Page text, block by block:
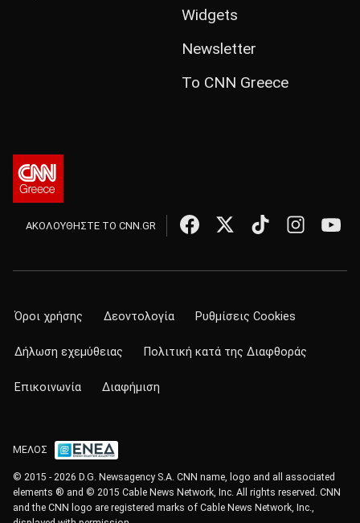
Widgets
Newsletter
Το CNN Greece
ΑΚΟΛΟΥΘΗΣΤΕ ΤΟ CNN.GR
Όροι χρήσης Δεοντολογία Ρυθμίσεις Cookies
Δήλωση εχεμύθειας Πολιτική κατά της Διαφθοράς
Επικοινωνία Διαφήμιση
ΜΕΛΟΣ
© 2015 - 2026 D.G. Newsagency S.A. CNN name, logo and all associated
elements ® and © 2015 Cable News Network, Inc. All rights reserved. CNN
and the CNN logo are registered marks of Cable News Network, Inc.,